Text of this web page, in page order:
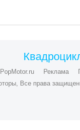
Реклама
Все права